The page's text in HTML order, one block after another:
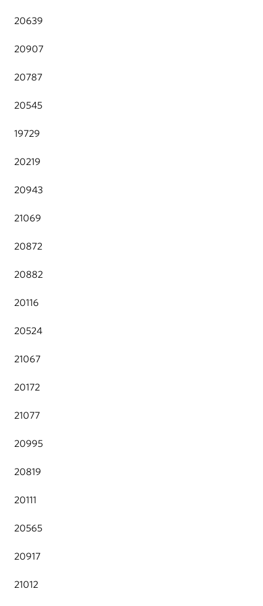
20639
20907
20787
20545
19729
20219
20943
21069
20872
20882
20116
20524
21067
20172
21077
20995
20819
20111
20565
20917
21012